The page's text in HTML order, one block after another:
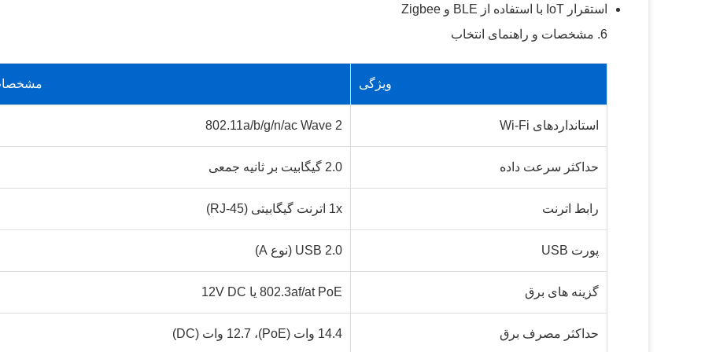
استقرار IoT با استفاده از BLE و Zigbee
6. مشخصات و راهنمای انتخاب
ویژگی
استانداردهای Wi-Fi 802.11a/b/g/n/ac Wave 2
حداکثر سرعت داده 2.0 گیگابیت بر ثانیه جمعی
رابط اترنت 1x اترنت گیگابیتی (RJ-45)
پورت USB USB 2.0 (نوع A)
گزینه های برق 802.3af/at PoE یا 12V DC
حداکثر مصرف برق 14.4 وات (PoE)، 12.7 وات (DC)